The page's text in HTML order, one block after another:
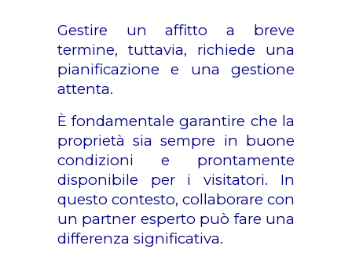
Gestire un affitto a breve
termine, tuttavia, richiede una
pianificazione e una gestione
attenta.
È fondamentale garantire che la
proprietà sia sempre in buone
condizioni e prontamente
disponibile per i visitatori. In
questo contesto, collaborare con
un partner esperto può fare una
differenza significativa.